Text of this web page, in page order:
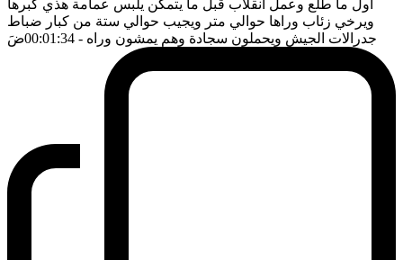
اول ما طلع وعمل انقلاب قبل ما يتمكن يلبس عمامة هذي كبرها
ويرخي زئاب وراها حوالي متر ويجيب حوالي ستة من كبار ضباط
جدرالات الجيش ويحملون سجادة وهم يمشون وراه - 00:01:34 ضَ